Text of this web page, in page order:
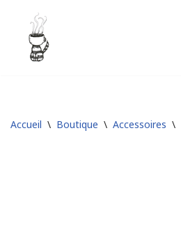
Aller
Accueil \ Boutique \ Accessoires \